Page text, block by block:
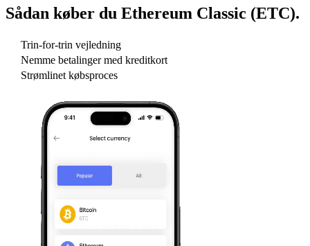
Sådan køber du Ethereum Classic (ETC).
Trin-for-trin vejledning
Nemme betalinger med kreditkort
Strømlinet købsproces